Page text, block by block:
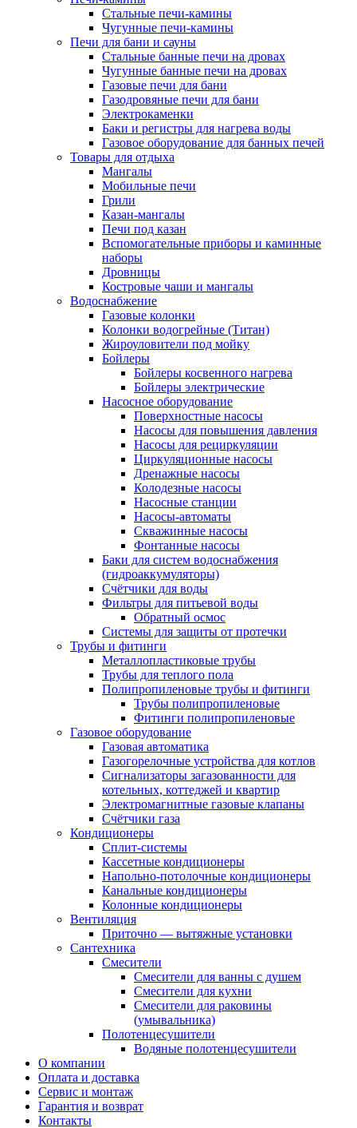
Стальные печи-камины
Чугунные печи-камины
Печи для бани и сауны
Стальные банные печи на дровах
Чугунные банные печи на дровах
Газовые печи для бани
Газодровяные печи для бани
Электрокаменки
Баки и регистры для нагрева воды
Газовое оборудование для банных печей
Товары для отдыха
Мангалы
Мобильные печи
Грили
Казан-мангалы
Печи под казан
Вспомогательные приборы и каминные
наборы
Дровницы
Костровые чаши и мангалы
Водоснабжение
Газовые колонки
Колонки водогрейные (Титан)
Жироуловители под мойку
Бойлеры
Бойлеры косвенного нагрева
Бойлеры электрические
Насосное оборудование
Поверхностные насосы
Насосы для повышения давления
Насосы для рециркуляции
Циркуляционные насосы
Дренажные насосы
Колодезные насосы
Насосные станции
Насосы-автоматы
Скважинные насосы
Фонтанные насосы
Баки для систем водоснабжения
(гидроаккумуляторы)
Счётчики для воды
Фильтры для питьевой воды
Обратный осмос
Системы для защиты от протечки
Трубы и фитинги
Металлопластиковые трубы
Трубы для теплого пола
Полипропиленовые трубы и фитинги
Трубы полипропиленовые
Фитинги полипропиленовые
Газовое оборудование
Газовая автоматика
Газогорелочные устройства для котлов
Сигнализаторы загазованности для
котельных, коттеджей и квартир
Электромагнитные газовые клапаны
Счётчики газа
Кондиционеры
Сплит-системы
Кассетные кондиционеры
Напольно-потолочные кондиционеры
Канальные кондиционеры
Колонные кондиционеры
Вентиляция
Приточно — вытяжные установки
Сантехника
Смесители
Смесители для ванны с душем
Смесители для кухни
Смесители для раковины
(умывальника)
Полотенцесушители
Водяные полотенцесушители
О компании
Оплата и доставка
Сервис и монтаж
Гарантия и возврат
Контакты